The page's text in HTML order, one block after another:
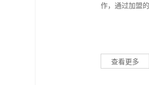
作，通过加盟
查看更多